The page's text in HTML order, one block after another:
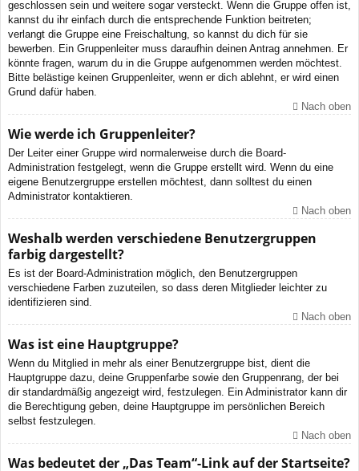
geschlossen sein und weitere sogar versteckt. Wenn die Gruppe offen ist,
kannst du ihr einfach durch die entsprechende Funktion beitreten;
verlangt die Gruppe eine Freischaltung, so kannst du dich für sie
bewerben. Ein Gruppenleiter muss daraufhin deinen Antrag annehmen. Er
könnte fragen, warum du in die Gruppe aufgenommen werden möchtest.
Bitte belästige keinen Gruppenleiter, wenn er dich ablehnt, er wird einen
Grund dafür haben.
Nach oben
Wie werde ich Gruppenleiter?
Der Leiter einer Gruppe wird normalerweise durch die Board-
Administration festgelegt, wenn die Gruppe erstellt wird. Wenn du eine
eigene Benutzergruppe erstellen möchtest, dann solltest du einen
Administrator kontaktieren.
Nach oben
Weshalb werden verschiedene Benutzergruppen
farbig dargestellt?
Es ist der Board-Administration möglich, den Benutzergruppen
verschiedene Farben zuzuteilen, so dass deren Mitglieder leichter zu
identifizieren sind.
Nach oben
Was ist eine Hauptgruppe?
Wenn du Mitglied in mehr als einer Benutzergruppe bist, dient die
Hauptgruppe dazu, deine Gruppenfarbe sowie den Gruppenrang, der bei
dir standardmäßig angezeigt wird, festzulegen. Ein Administrator kann dir
die Berechtigung geben, deine Hauptgruppe im persönlichen Bereich
selbst festzulegen.
Nach oben
Was bedeutet der „Das Team“-Link auf der Startseite?